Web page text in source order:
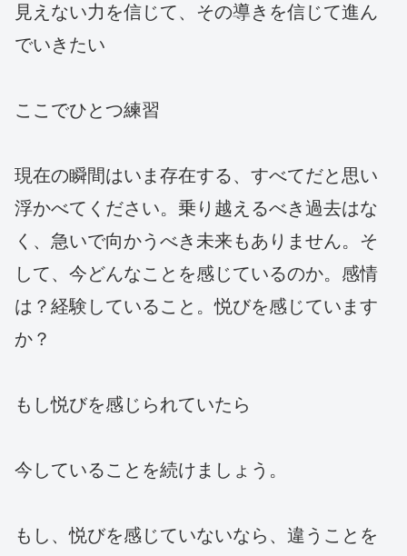
見えない力を信じて、その導きを信じて進ん
でいきたい
ここでひとつ練習
現在の瞬間はいま存在する、すべてだと思い
浮かべてください。乗り越えるべき過去はな
く、急いで向かうべき未来もありません。そ
して、今どんなことを感じているのか。感情
は？経験していること。悦びを感じています
か？
もし悦びを感じられていたら
今していることを続けましょう。
もし、悦びを感じていないなら、違うことを